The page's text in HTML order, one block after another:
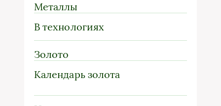
Металлы
В технологиях
Золото
Календарь золота